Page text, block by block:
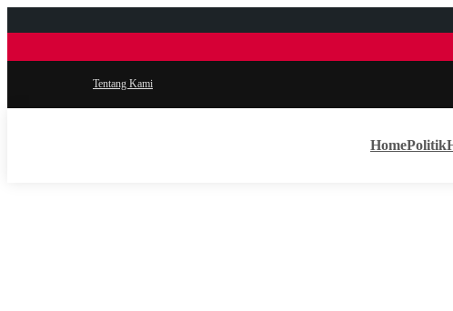
Tentang Kami
HomePolitik